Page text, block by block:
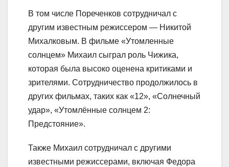
В том числе Пореченков сотрудничал с
другим известным режиссером — Никитой
Михалковым. В фильме «Утомленные
солнцем» Михаил сыграл роль Чижика,
которая была высоко оценена критиками и
зрителями. Сотрудничество продолжилось в
других фильмах, таких как «12», «Солнечный
удар», «Утомлённые солнцем 2:
Предстояние».
Также Михаил сотрудничал с другими
известными режиссерами, включая Федора